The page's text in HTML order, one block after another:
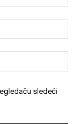
sledeći